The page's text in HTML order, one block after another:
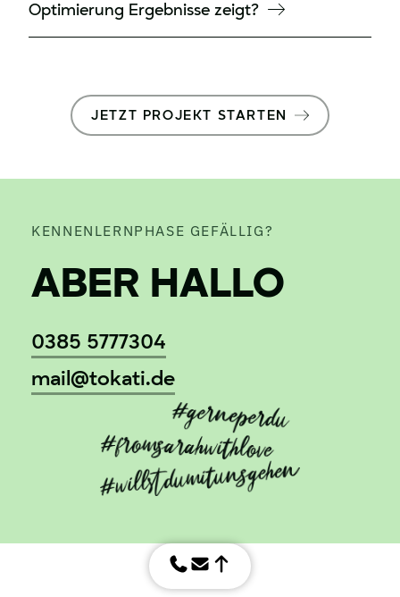
Optimierung Ergebnisse zeigt?
JETZT PROJEKT STARTEN
KENNENLERNPHASE GEFÄLLIG?
ABER HALLO
0385 5777304
mail@tokati.de